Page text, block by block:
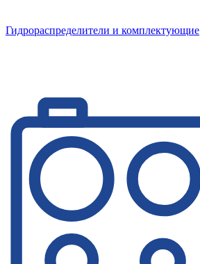
Гидрораспределители и комплектующие